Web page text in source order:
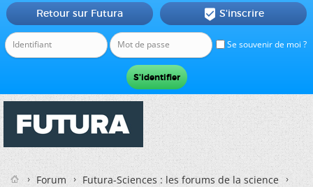
Se souvenir de moi ?
Retour sur Futura  S'inscrire
Forum
Futura-Sciences : les forums de la science